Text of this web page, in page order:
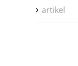
artikel